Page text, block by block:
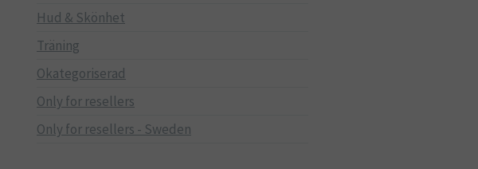
Hud & Skönhet
Träning
Okategoriserad
Only for resellers
Only for resellers - Sweden